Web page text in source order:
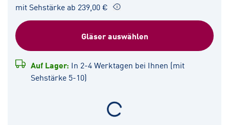
mit Sehstärke ab 239,00 €
Gläser auswählen
Auf Lager: In 2-4 Werktagen bei Ihnen (mit
Sehstärke 5-10)